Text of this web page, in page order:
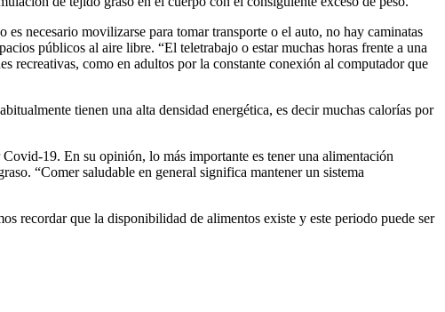
necesario movilizarse para tomar transporte o el auto, no hay caminatas
públicos al aire libre. “El teletrabajo o estar muchas horas frente a una
recreativas, como en adultos por la constante conexión al computador que
tienen una alta densidad energética, es decir muchas calorías por
19. En su opinión, lo más importante es tener una alimentación
“Comer saludable en general significa mantener un sistema
recordar que la disponibilidad de alimentos existe y este periodo puede ser